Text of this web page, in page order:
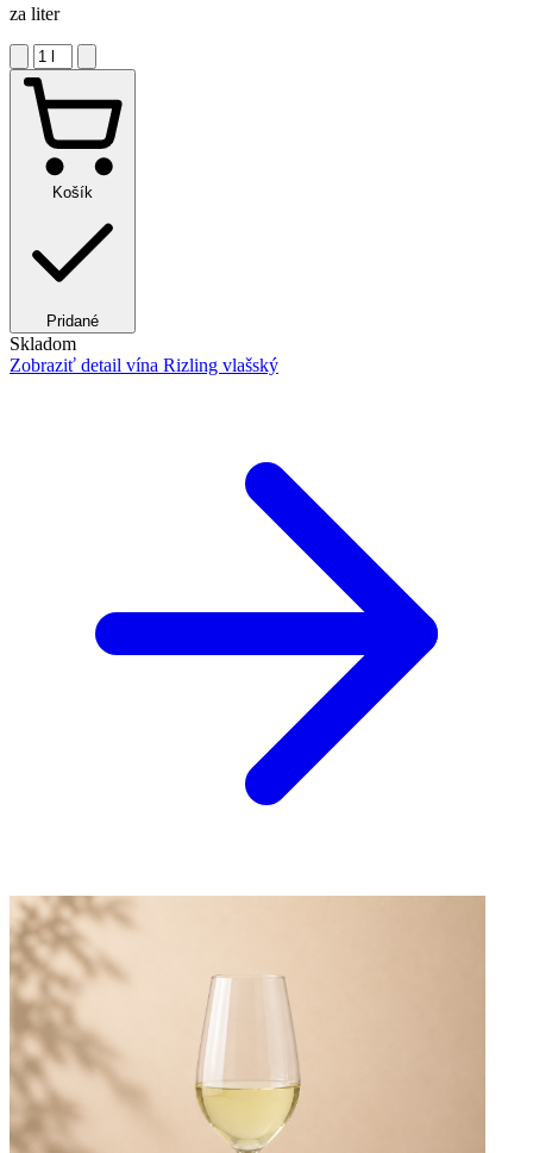
za liter
Košík
Pridané
Skladom
Zobraziť detail vína Rizling vlašský